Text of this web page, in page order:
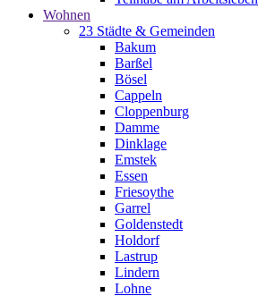
Wohnen
23 Städte & Gemeinden
Bakum
Barßel
Bösel
Cappeln
Cloppenburg
Damme
Dinklage
Emstek
Essen
Friesoythe
Garrel
Goldenstedt
Holdorf
Lastrup
Lindern
Lohne